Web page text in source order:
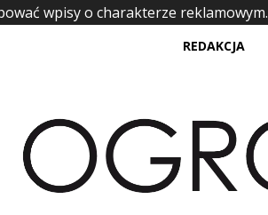
wpisy o charakterze reklamowym.
REDAKCJA